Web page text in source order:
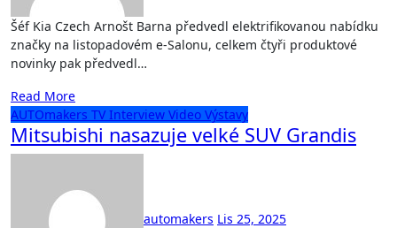
Šéf Kia Czech Arnošt Barna předvedl elektrifikovanou nabídku
značky na listopadovém e-Salonu, celkem čtyři produktové
novinky pak předvedl…
Read More
AUTOmakers TV Interview Video Výstavy
Mitsubishi nasazuje velké SUV Grandis
automakers Lis 25, 2025